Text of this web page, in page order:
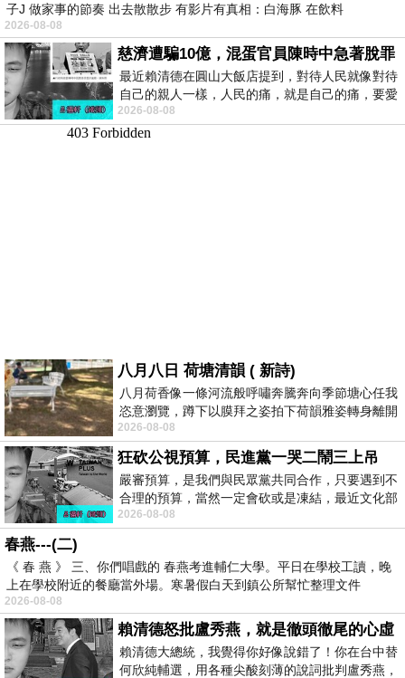
子J 做家事的節奏 出去散散步 有影片有真相：白海豚 在飲料
2026-08-08
慈濟遭騙10億，混蛋官員陳時中急著脫罪
最近賴清德在圓山大飯店提到，對待人民就像對待
自己的親人一樣，人民的痛，就是自己的痛，要愛
民如親，說的這麼好聽，實際上根本沒做
2026-08-08
八月八日 荷塘清韻 ( 新詩)
八月荷香像一條河流般呼嘯奔騰奔向季節塘心任我
恣意瀏覽，蹲下以膜拜之姿拍下荷韻雅姿轉身離開
時我把美麗的遐想掛在亭亭葉柄上盼望
2026-08-08
狂砍公視預算，民進黨一哭二鬧三上吊
嚴審預算，是我們與民眾黨共同合作，只要遇到不
合理的預算，當然一定會砍或是凍結，最近文化部
要編列公視和Taiwan plus預算，在110年
2026-08-08
春燕---(二)
《 春 燕 》 三、你們唱戲的 春燕考進輔仁大學。平日在學校工讀，晚
上在學校附近的餐廳當外場。寒暑假白天到鎮公所幫忙整理文件
2026-08-08
賴清德怒批盧秀燕，就是徹頭徹尾的心虛
賴清德大總統，我覺得你好像說錯了！你在台中替
何欣純輔選，用各種尖酸刻薄的說詞批判盧秀燕，